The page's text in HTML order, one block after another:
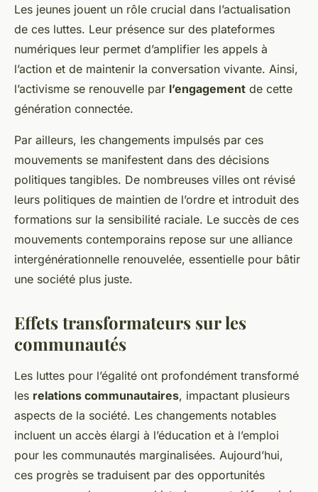
Les jeunes jouent un rôle crucial dans l’actualisation
de ces luttes. Leur présence sur des plateformes
numériques leur permet d’amplifier les appels à
l’action et de maintenir la conversation vivante. Ainsi,
l’activisme se renouvelle par l’engagement de cette
génération connectée.
Par ailleurs, les changements impulsés par ces
mouvements se manifestent dans des décisions
politiques tangibles. De nombreuses villes ont révisé
leurs politiques de maintien de l’ordre et introduit des
formations sur la sensibilité raciale. Le succès de ces
mouvements contemporains repose sur une alliance
intergénérationnelle renouvelée, essentielle pour bâtir
une société plus juste.
Effets transformateurs sur les
communautés
Les luttes pour l’égalité ont profondément transformé
les relations communautaires, impactant plusieurs
aspects de la société. Les changements notables
incluent un accès élargi à l’éducation et à l’emploi
pour les communautés marginalisées. Aujourd’hui,
ces progrès se traduisent par des opportunités